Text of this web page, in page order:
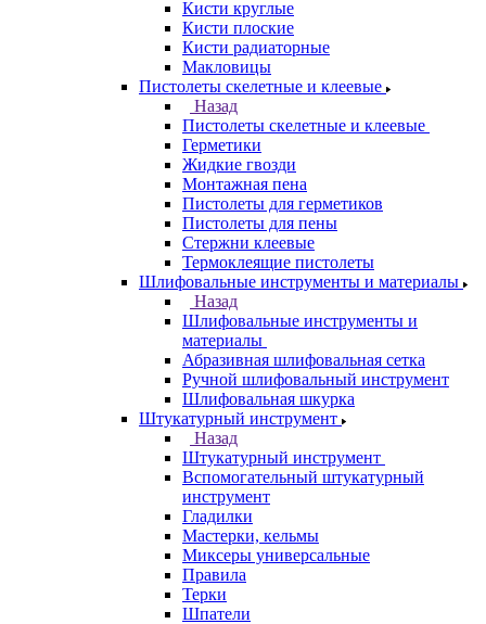
Кисти круглые
Кисти плоские
Кисти радиаторные
Макловицы
Пистолеты скелетные и клеевые
Назад
Пистолеты скелетные и клеевые
Герметики
Жидкие гвозди
Монтажная пена
Пистолеты для герметиков
Пистолеты для пены
Стержни клеевые
Термоклеящие пистолеты
Шлифовальные инструменты и материалы
Назад
Шлифовальные инструменты и
материалы
Абразивная шлифовальная сетка
Ручной шлифовальный инструмент
Шлифовальная шкурка
Штукатурный инструмент
Назад
Штукатурный инструмент
Вспомогательный штукатурный
инструмент
Гладилки
Мастерки, кельмы
Миксеры универсальные
Правила
Терки
Шпатели